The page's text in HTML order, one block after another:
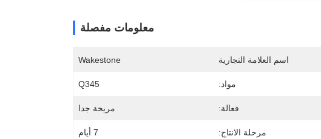
معلومات مفصلة
اسم العلامة التجارية Wakestone
مواد: Q345
فعالة: مريحة جدا
مرحلة الانتاج: 7 أيام